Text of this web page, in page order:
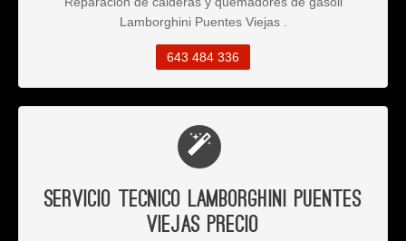
Lamborghini Puentes Viejas .
643 484 336
Servicio Tecnico Lamborghini Puentes
Viejas Precio